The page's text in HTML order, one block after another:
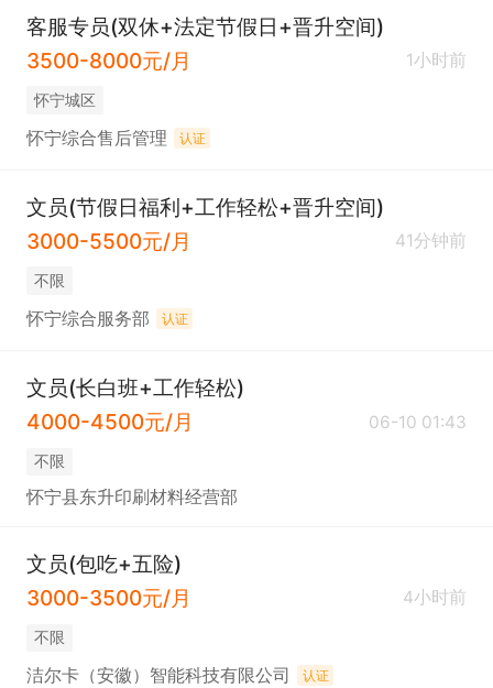
客服专员(双休+法定节假日+晋升空间)
3500-8000元/月
1小时前
怀宁城区
怀宁综合售后管理 认证
文员(节假日福利+工作轻松+晋升空间)
3000-5500元/月
41分钟前
不限
怀宁综合服务部 认证
文员(长白班+工作轻松)
4000-4500元/月
06-10 01:43
不限
怀宁县东升印刷材料经营部
文员(包吃+五险)
3000-3500元/月
4小时前
不限
洁尔卡（安徽）智能科技有限公司 认证